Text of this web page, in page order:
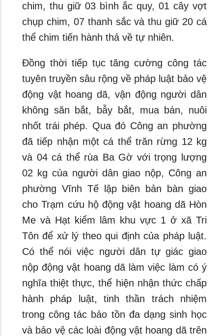
chim, thu giữ 03 bình ắc quy, 01 cây vợt
chụp chim, 07 thanh sắc và thu giữ 20 cá
thể chim tiến hành thả về tự nhiên.
Đồng thời tiếp tục tăng cường công tác
tuyên truyền sâu rộng về pháp luật bảo vệ
động vật hoang dã, vận động người dân
không săn bắt, bẫy bắt, mua bán, nuôi
nhốt trái phép. Qua đó Công an phường
đã tiếp nhận một cá thể trăn rừng 12 kg
và 04 cá thể rùa Ba Gờ với trọng lượng
02 kg của người dân giao nộp, Công an
phường Vĩnh Tế lập biên bản bàn giao
cho Trạm cứu hộ động vật hoang dã Hòn
Me và Hạt kiểm lâm khu vực 1 ở xã Tri
Tôn để xử lý theo qui định của pháp luật.
Có thể nói việc người dân tự giác giao
nộp động vật hoang dã làm việc làm có ý
nghĩa thiệt thực, thể hiện nhận thức chấp
hành pháp luật, tinh thần trách nhiệm
trong công tác bảo tồn đa dạng sinh học
và bảo vệ các loài động vật hoang dã trên